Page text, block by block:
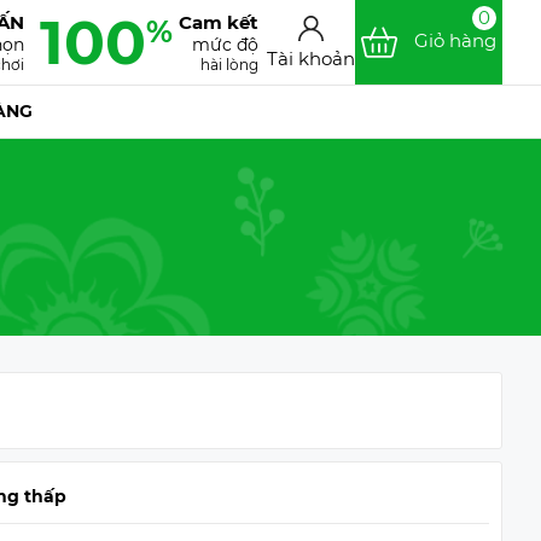
100% Cam kết
mức độ
hài lòng Tài khoản
0
Giỏ hàng
thấp